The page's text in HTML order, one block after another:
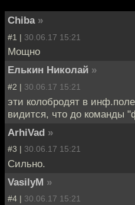
Chiba »
#1 | 30.06.17 15:21
Мощно
Елькин Николай »
#2 | 30.06.17 15:21
эти колобродят в
видится, что до команды
ArhiVad »
#3 | 30.06.17 15:21
Сильно.
VasilyM »
#4 | 30.06.17 15:21